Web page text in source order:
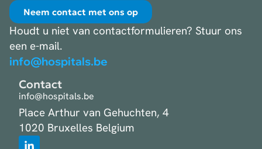
Neem contact met ons op
Houdt u niet van contactformulieren? Stuur ons
een e-mail.
info@hospitals.be
Contact
info@hospitals.be
Place Arthur van Gehuchten, 4
1020 Bruxelles Belgium